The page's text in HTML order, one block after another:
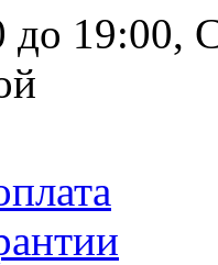
19:00,